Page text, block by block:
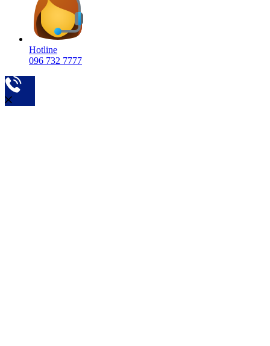
Hotline
096 732 7777